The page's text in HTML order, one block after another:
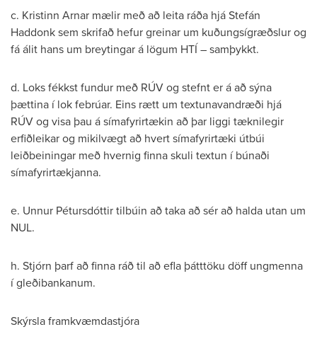
c. Kristinn Arnar mælir með að leita ráða hjá Stefán
Haddonk sem skrifað hefur greinar um kuðungsígræðslur og
fá álit hans um breytingar á lögum HTÍ – samþykkt.
d. Loks fékkst fundur með RÚV og stefnt er á að sýna
þættina í lok febrúar. Eins rætt um textunavandræði hjá
RÚV og visa þau á símafyrirtækin að þar liggi tæknilegir
erfiðleikar og mikilvægt að hvert símafyrirtæki útbúi
leiðbeiningar með hvernig finna skuli textun í búnaði
símafyrirtækjanna.
e. Unnur Pétursdóttir tilbúin að taka að sér að halda utan um
NUL.
h. Stjórn þarf að finna ráð til að efla þátttöku döff ungmenna
í gleðibankanum.
Skýrsla framkvæmdastjóra